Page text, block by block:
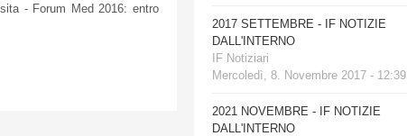
- Forum Med 2016:entro
2017 SETTEMBRE - IF NOTIZIE
DALL'INTERNO
IF Notiziari
Mercoledì, 8. Novembre 2017 - 12:39
2021 NOVEMBRE - IF NOTIZIE
DALL'INTERNO